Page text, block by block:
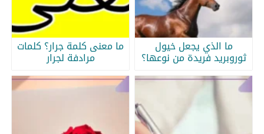
ما الذي يجعل خيول
ثوروبريد فريدة من نوعها؟
ما معنى كلمة جرار؟ كلمات
مرادفة لجرار